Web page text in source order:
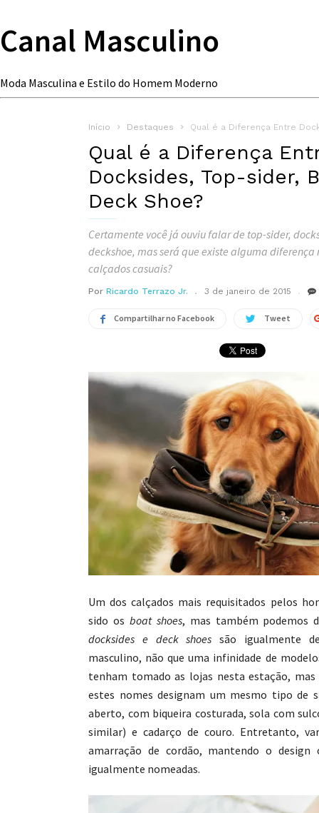
Canal Masculino
Moda Masculina e Estilo do Homem Moderno
Início Destaques Qual é a Diferença Entre
Qual é a Diferença
Docksides, Top-sider,
Deck Shoe?
Certamente você já ouviu falar de top-sider,
deckshoe, mas será que existe alguma diferença
calçados casuais?
Por Ricardo Terrazo Jr. 3 de janeiro de 2015
Compartilhar no Facebook Tweet
Um dos calçados mais requisitados pelos
sido os boat shoes, mas também podemos
docksides e deck shoes são igualmente
masculino, não que uma infinidade de
tenham tomado as lojas nesta estação, mas
estes nomes designam um mesmo tipo de
aberto, com biqueira costurada, sola com
similar) e cadarço de couro. Entretanto,
amarração de cordão, mantendo o design
igualmente nomeadas.